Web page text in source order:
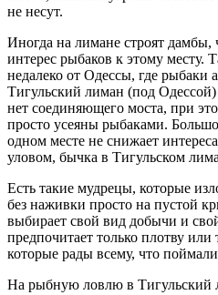
не несут.
Иногда на лимане строят дамбы,
интерес рыбаков к этому месту.
недалеко от Одессы, где рыбаки
Тигульский лиман (под
нет соединяющего моста, при
просто усеяны рыбаками.
одном месте не снижает
уловом, бычка в Тигульском
Есть такие мудрецы, которые
без наживки просто на пустой
выбирает свой вид добычи и
предпочитает только плотву или
которые рады всему, что
На рыбную ловлю в Тигульский